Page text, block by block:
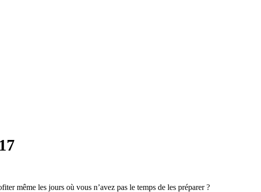
même les jours où vous n’avez pas le temps de les préparer ?